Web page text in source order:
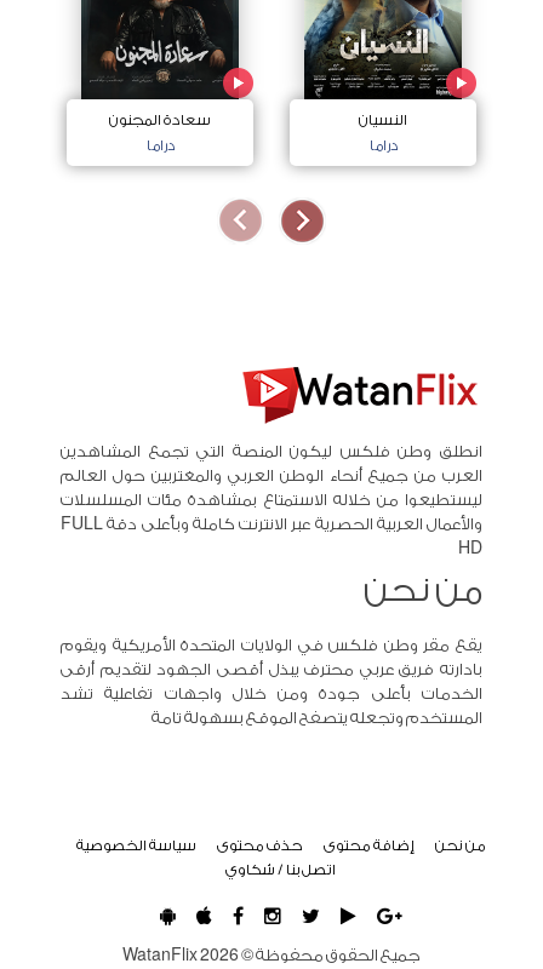
النسيان
دراما
سعادة المجنون
دراما
انطلق وطن فلكس ليكون المنصة التي تجمع المشاهدين
العرب من جميع أنحاء الوطن العربي والمغتربين حول العالم
ليستطيعوا من خلاله الاستمتاع بمشاهدة مئات المسلسلات
والأعمال العربية الحصرية عبر الانترنت كاملة وبأعلى دقة FULL
HD
من نحن
يقع مقر وطن فلكس في الولايات المتحدة الأمريكية ويقوم
بادارته فريق عربي محترف يبذل أقصى الجهود لتقديم أرقى
الخدمات بأعلى جودة ومن خلال واجهات تفاعلية تشد
المستخدم وتجعله يتصفح الموقع بسهولة تامة
من نحن إضافة محتوى حذف محتوى
سياسة الخصوصية
اتصل بنا / شكاوي
جميع الحقوق محفوظة © WatanFlix2026